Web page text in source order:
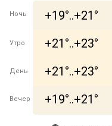
Ночь +19°..+21°
Утро +21°..+23°
День +21°..+23°
Вечер +19°..+21°